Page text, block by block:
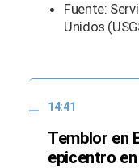
Fuente:
Unidos
14:41
Temblor en
epicentro